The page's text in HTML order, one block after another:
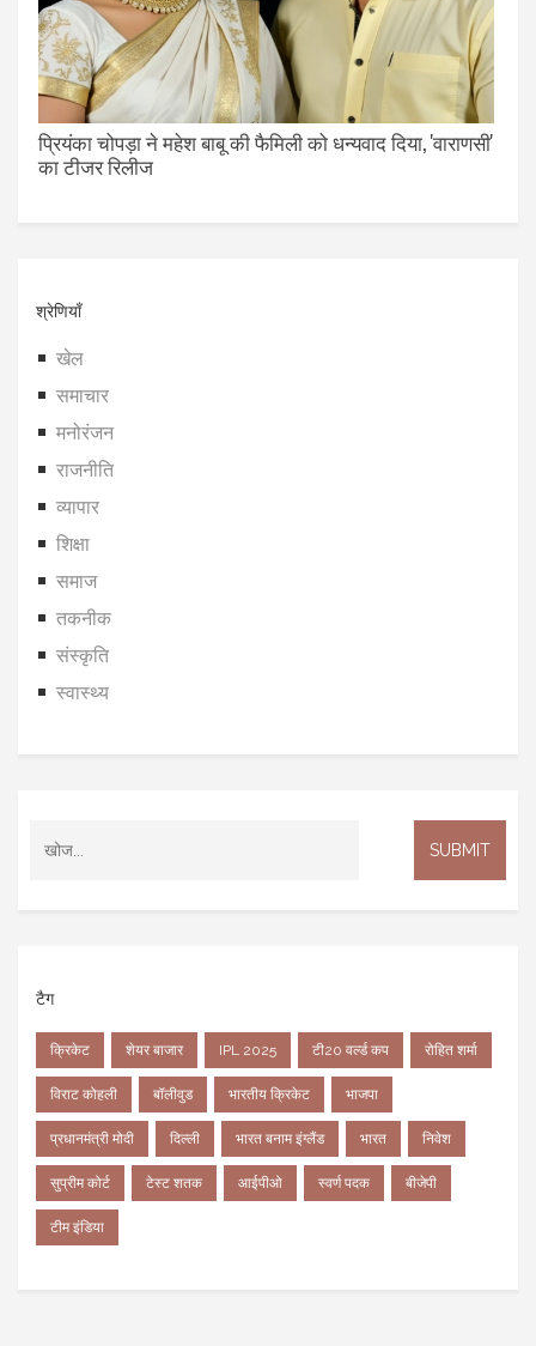
प्रियंका चोपड़ा ने महेश बाबू की फैमिली को धन्यवाद दिया, 'वाराणसी'
का टीजर रिलीज
श्रेणियाँ
खेल
समाचार
मनोरंजन
राजनीति
व्यापार
शिक्षा
समाज
तकनीक
संस्कृति
स्वास्थ्य
टैग
क्रिकेट शेयर बाजार IPL 2025 टी20 वर्ल्ड कप रोहित शर्मा
विराट कोहली बॉलीवुड भारतीय क्रिकेट भाजपा
प्रधानमंत्री मोदी दिल्ली भारत बनाम इंग्लैंड भारत निवेश
सुप्रीम कोर्ट टेस्ट शतक आईपीओ स्वर्ण पदक बीजेपी
टीम इंडिया